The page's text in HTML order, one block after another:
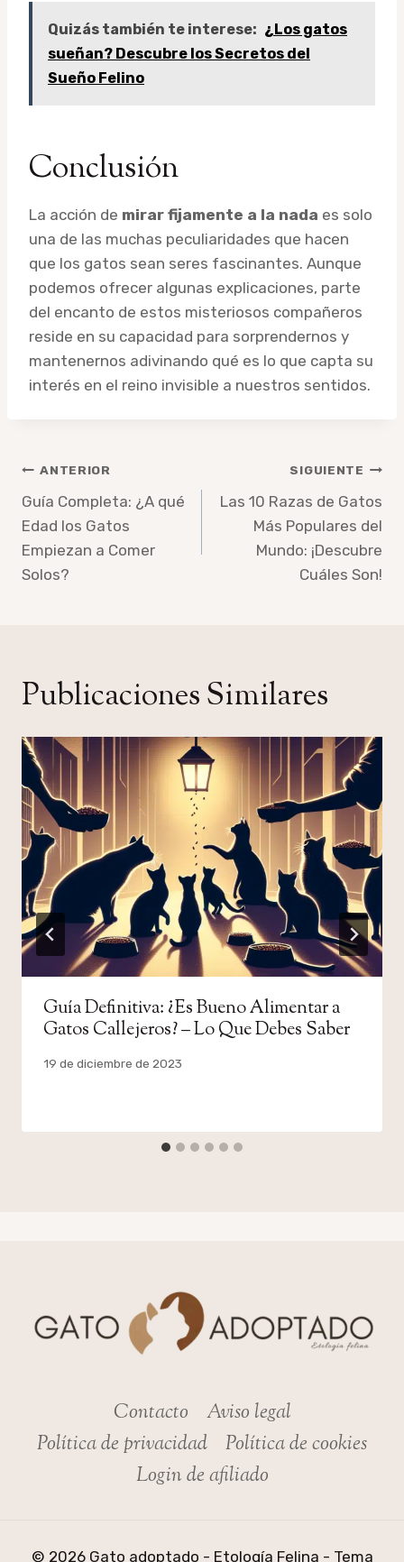
Quizás también te interese: ¿Los gatos
sueñan? Descubre los Secretos del
Sueño Felino
Conclusión
La acción de mirar fijamente a la nada es solo
una de las muchas peculiaridades que hacen
que los gatos sean seres fascinantes. Aunque
podemos ofrecer algunas explicaciones, parte
del encanto de estos misteriosos compañeros
reside en su capacidad para sorprendernos y
mantenernos adivinando qué es lo que capta su
interés en el reino invisible a nuestros sentidos.
Navegación
de
entradas
ANTERIOR
Guía Completa: ¿A qué
Edad los Gatos
Empiezan a Comer
Solos?
SIGUIENTE
Las 10 Razas de Gatos
Más Populares del
Mundo: ¡Descubre
Cuáles Son!
Publicaciones Similares
Guía Definitiva: ¿Es Bueno Alimentar a
Gatos Callejeros? – Lo Que Debes Saber
Por
19 de diciembre de 2023
Contacto
Aviso legal
Política de privacidad
Política de cookies
Login de afiliado
© 2026 Gato adoptado - Etología Felina - Tema